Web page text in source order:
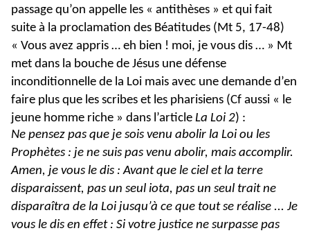
passage qu’on appelle les « antithèses » et qui fait
suite à la proclamation des Béatitudes (Mt 5, 17-48)
« Vous avez appris … eh bien ! moi, je vous dis … » Mt
met dans la bouche de Jésus une défense
inconditionnelle de la Loi mais avec une demande d’en
faire plus que les scribes et les pharisiens (Cf aussi « le
jeune homme riche » dans l’article La Loi 2) :
Ne pensez pas que je sois venu abolir la Loi ou les
Prophètes : je ne suis pas venu abolir, mais accomplir.
Amen, je vous le dis : Avant que le ciel et la terre
disparaissent, pas un seul iota, pas un seul trait ne
disparaîtra de la Loi jusqu’à ce que tout se réalise ... Je
vous le dis en effet : Si votre justice ne surpasse pas